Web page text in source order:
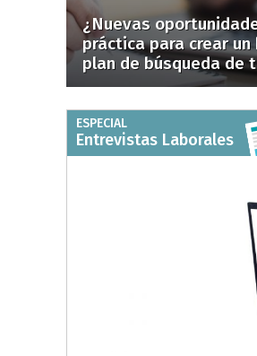
¿Nuevas
práctica para crear un
plan de búsqueda de
ESPECIAL
Entrevistas Laborales